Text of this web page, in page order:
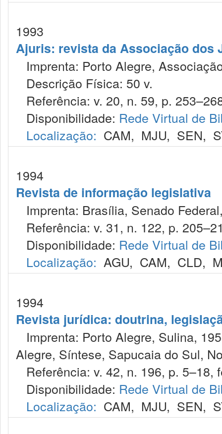
1993
Ajuris: revista da Associação dos
Imprenta: Porto Alegre,
Descrição Física: 50 v.
Referência: v. 20, n. 59, p.
Disponibilidade: Rede Virtual de
Localização: CAM, MJU, SEN,
1994
Revista de informação legislativa
Imprenta: Brasília, Senado
Referência: v. 31, n. 122, p.
Disponibilidade: Rede Virtual de
Localização: AGU, CAM, CLD,
1994
Revista jurídica: doutrina,
Imprenta: Porto Alegre, Sulina,
Alegre, Síntese, Sapucaia do Sul,
Referência: v. 42, n. 196, p. 5–18,
Disponibilidade: Rede Virtual de
Localização: CAM, MJU, SEN,